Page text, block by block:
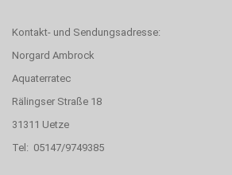
Kontakt- und Sendungsadresse:
Norgard Ambrock
Aquaterratec
Rälingser Straße 18
31311 Uetze
Tel: 05147/9749385